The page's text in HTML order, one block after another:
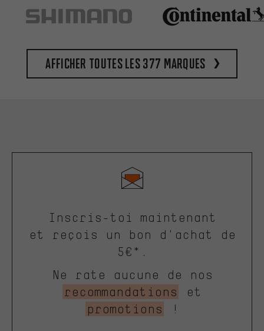
Afficher toutes les 377 marques
Inscris-toi maintenant
et reçois un bon d'achat de
5€*.
Ne rate aucune de nos
recommandations
et
promotions
!